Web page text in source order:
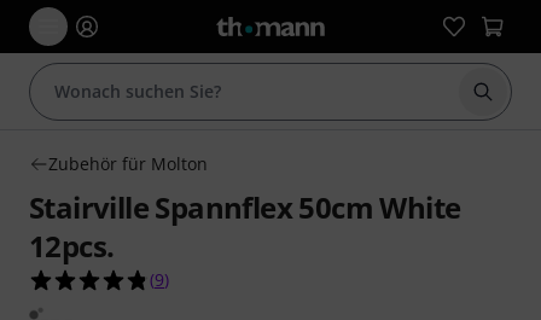
Suche
Zubehör für Molton
Stairville Spannflex 50cm White
12pcs.
4.8 von 5 Sternen aus 9 Kundenbewertungen
(9)